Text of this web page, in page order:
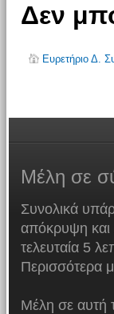
Δεν
Ευρετήριο Δ.
Μέλη σε
Συνολικά
απόκρυψη και
τελευταία 5
Περισσότερα
Μέλη σε αυτή